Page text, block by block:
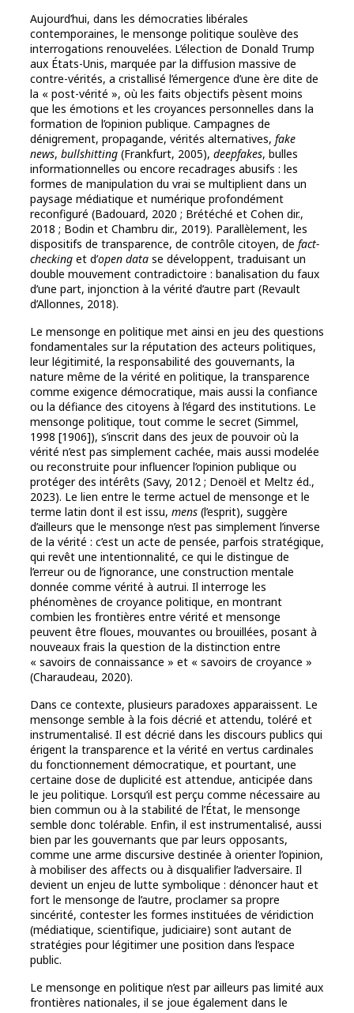
Aujourd’hui, dans les démocraties libérales
contemporaines, le mensonge politique soulève des
interrogations renouvelées. L’élection de Donald Trump
aux États-Unis, marquée par la diffusion massive de
contre-vérités, a cristallisé l’émergence d’une ère dite de
la « post-vérité », où les faits objectifs pèsent moins
que les émotions et les croyances personnelles dans la
formation de l’opinion publique. Campagnes de
dénigrement, propagande, vérités alternatives, fake
news, bullshitting (Frankfurt, 2005), deepfakes, bulles
informationnelles ou encore recadrages abusifs : les
formes de manipulation du vrai se multiplient dans un
paysage médiatique et numérique profondément
reconfiguré (Badouard, 2020 ; Brétéché et Cohen dir.,
2018 ; Bodin et Chambru dir., 2019). Parallèlement, les
dispositifs de transparence, de contrôle citoyen, de fact-
checking et d’open data se développent, traduisant un
double mouvement contradictoire : banalisation du faux
d’une part, injonction à la vérité d’autre part (Revault
d’Allonnes, 2018).
Le mensonge en politique met ainsi en jeu des questions
fondamentales sur la réputation des acteurs politiques,
leur légitimité, la responsabilité des gouvernants, la
nature même de la vérité en politique, la transparence
comme exigence démocratique, mais aussi la confiance
ou la défiance des citoyens à l’égard des institutions. Le
mensonge politique, tout comme le secret (Simmel,
1998 [1906]), s’inscrit dans des jeux de pouvoir où la
vérité n’est pas simplement cachée, mais aussi modelée
ou reconstruite pour influencer l’opinion publique ou
protéger des intérêts (Savy, 2012 ; Denoël et Meltz éd.,
2023). Le lien entre le terme actuel de mensonge et le
terme latin dont il est issu, mens (l’esprit), suggère
d’ailleurs que le mensonge n’est pas simplement l’inverse
de la vérité : c’est un acte de pensée, parfois stratégique,
qui revêt une intentionnalité, ce qui le distingue de
l’erreur ou de l’ignorance, une construction mentale
donnée comme vérité à autrui. Il interroge les
phénomènes de croyance politique, en montrant
combien les frontières entre vérité et mensonge
peuvent être floues, mouvantes ou brouillées, posant à
nouveaux frais la question de la distinction entre
« savoirs de connaissance » et « savoirs de croyance »
(Charaudeau, 2020).
Dans ce contexte, plusieurs paradoxes apparaissent. Le
mensonge semble à la fois décrié et attendu, toléré et
instrumentalisé. Il est décrié dans les discours publics qui
érigent la transparence et la vérité en vertus cardinales
du fonctionnement démocratique, et pourtant, une
certaine dose de duplicité est attendue, anticipée dans
le jeu politique. Lorsqu’il est perçu comme nécessaire au
bien commun ou à la stabilité de l’État, le mensonge
semble donc tolérable. Enfin, il est instrumentalisé, aussi
bien par les gouvernants que par leurs opposants,
comme une arme discursive destinée à orienter l’opinion,
à mobiliser des affects ou à disqualifier l’adversaire. Il
devient un enjeu de lutte symbolique : dénoncer haut et
fort le mensonge de l’autre, proclamer sa propre
sincérité, contester les formes instituées de véridiction
(médiatique, scientifique, judiciaire) sont autant de
stratégies pour légitimer une position dans l’espace
public.
Le mensonge en politique n’est par ailleurs pas limité aux
frontières nationales, il se joue également dans le